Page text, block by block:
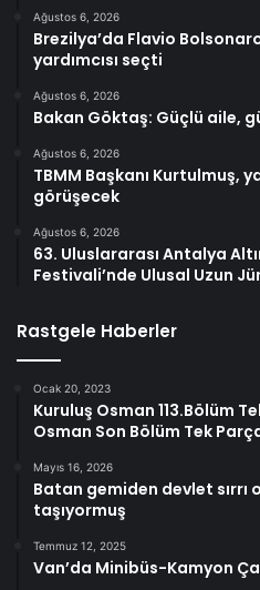
Ağustos 6, 2026
Brezilya’da Flavio
yardımcısı seçti
Ağustos 6, 2026
Bakan Göktaş: Güçlü aile,
Ağustos 6, 2026
TBMM Başkanı Kurtulmuş,
görüşecek
Ağustos 6, 2026
63. Uluslararası Antalya
Festivali’nde Ulusal Uzun
Rastgele Haberler
Ocak 20, 2023
Kuruluş Osman 113.Bölüm
Osman Son Bölüm Tek
Mayıs 16, 2026
Batan gemiden devlet sırrı
taşıyormuş
Temmuz 12, 2025
Van’da Minibüs-Kamyon